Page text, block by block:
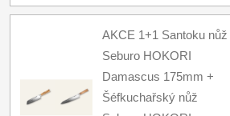
AKCE 1+1 Santoku nůž
Seburo HOKORI
Damascus 175mm +
Šéfkuchařský nůž